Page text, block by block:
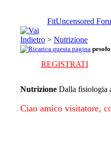
FitUncensored
> Nutrizione
REGISTRATI
Nutrizione Dalla fisiologia
Ciao amico visitatore,